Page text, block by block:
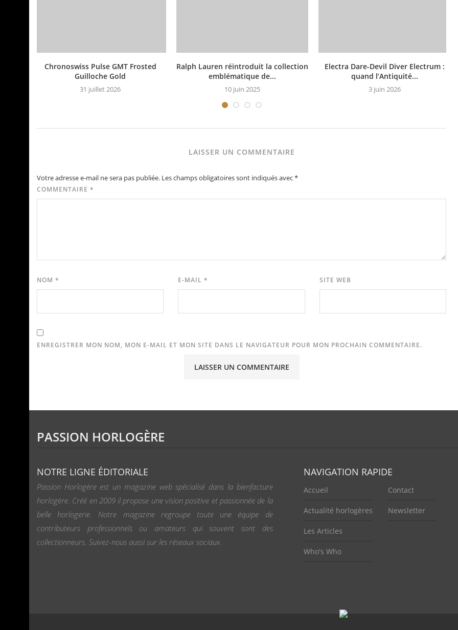
Chronoswiss Pulse GMT Frosted
Guilloche Gold
31 juillet 2026
Ralph Lauren réintroduit la collection
emblématique de...
10 juin 2025
Electra Dare-Devil Diver Electrum :
quand l’Antiquité...
3 juin 2026
LAISSER UN COMMENTAIRE
Votre adresse e-mail ne sera pas publiée. Les champs obligatoires sont indiqués avec*
COMMENTAIRE *
NOM * E-MAIL* SITE WEB
ENREGISTRER MON NOM, MON E-MAIL ET MON SITE DANS LE NAVIGATEUR POUR MON PROCHAIN COMMENTAIRE.
PASSION HORLOGÈRE
NOTRE LIGNE ÉDITORIALE
Passion Horlogère est un magazine web spécialisé dans la bienfacture
horlogère. Créé en 2009 il propose une vision positive et passionnée de la
belle horlogerie. Notre magazine regroupe toute une équipe de
contributeurs professionnels ou amateurs qui souvent sont des
collectionneurs. Suivez-nous aussi sur les réseaux sociaux.
NAVIGATION RAPIDE
Accueil
Actualité horlogères
Les Articles
Who's Who
Contact
Newsletter